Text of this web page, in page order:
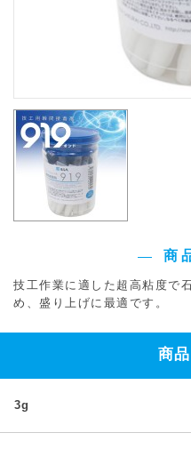
商
技工作業に適した超高粘度で
め、盛り上げに最適です。
商
3g